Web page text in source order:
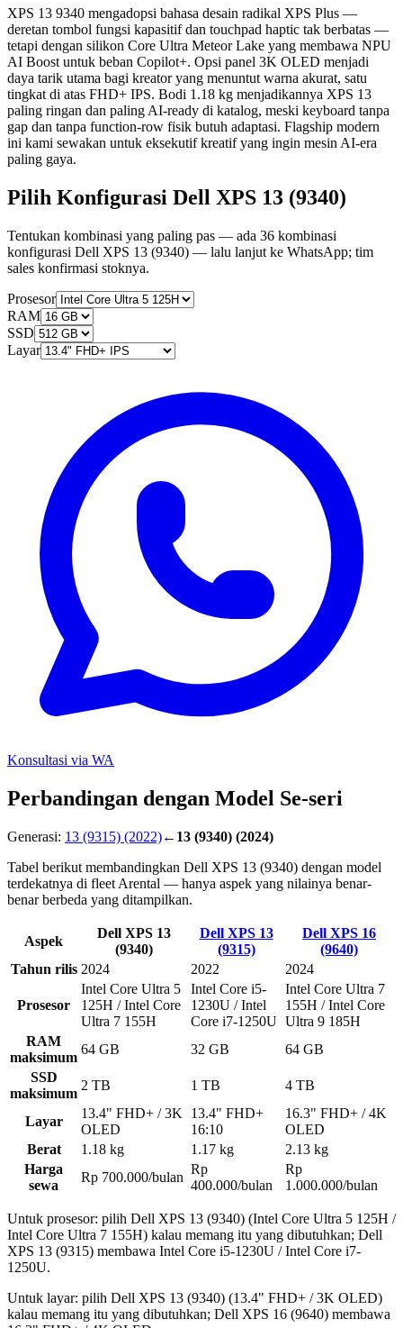
XPS 13 9340 mengadopsi bahasa desain radikal XPS Plus —
deretan tombol fungsi kapasitif dan touchpad haptic tak berbatas —
tetapi dengan silikon Core Ultra Meteor Lake yang membawa NPU
AI Boost untuk beban Copilot+. Opsi panel 3K OLED menjadi
daya tarik utama bagi kreator yang menuntut warna akurat, satu
tingkat di atas FHD+ IPS. Bodi 1.18 kg menjadikannya XPS 13
paling ringan dan paling AI-ready di katalog, meski keyboard tanpa
gap dan tanpa function-row fisik butuh adaptasi. Flagship modern
ini kami sewakan untuk eksekutif kreatif yang ingin mesin AI-era
paling gaya.
Pilih Konfigurasi Dell XPS 13 (9340)
Tentukan kombinasi yang paling pas — ada 36 kombinasi
konfigurasi Dell XPS 13 (9340) — lalu lanjut ke WhatsApp; tim
sales konfirmasi stoknya.
Prosesor
RAM
SSD
Layar
Konsultasi via WA
Perbandingan dengan Model Se-seri
Generasi: 13 (9315) (2022)← 13 (9340) (2024)
Tabel berikut membandingkan Dell XPS 13 (9340) dengan model
terdekatnya di fleet Arental — hanya aspek yang nilainya benar-
benar berbeda yang ditampilkan.
Aspek
Dell XPS 13
(9340)
Dell XPS 13
(9315)
Dell XPS 16
(9640)
Tahun rilis 2024 2022 2024
Prosesor
Intel Core Ultra 5
125H / Intel Core
Ultra 7 155H
Intel Core i5-
1230U / Intel
Core i7-1250U
Intel Core Ultra 7
155H / Intel Core
Ultra 9 185H
RAM
maksimum
64 GB 32 GB
64 GB
SSD
maksimum
2 TB 1 TB 4 TB
Layar
13.4" FHD+ / 3K
OLED
13.4" FHD+
16:10
16.3" FHD+ / 4K
OLED
Berat
1.18 kg 1.17 kg
2.13 kg
Harga
sewa
Rp 700.000/bulan
Rp
400.000/bulan
Rp
1.000.000/bulan
Untuk prosesor: pilih Dell XPS 13 (9340) (Intel Core Ultra 5 125H /
Intel Core Ultra 7 155H) kalau memang itu yang dibutuhkan; Dell
XPS 13 (9315) membawa Intel Core i5-1230U / Intel Core i7-
1250U.
Untuk layar: pilih Dell XPS 13 (9340) (13.4" FHD+ / 3K OLED)
kalau memang itu yang dibutuhkan; Dell XPS 16 (9640) membawa